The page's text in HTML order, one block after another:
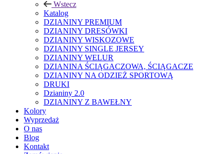
Wstecz
Katalog
DZIANINY PREMIUM
DZIANINY DRESÓWKI
DZIANINY WISKOZOWE
DZIANINY SINGLE JERSEY
DZIANINY WELUR
DZIANINA ŚCIĄGACZOWA, ŚCIĄGACZE
DZIANINY NA ODZIEŻ SPORTOWĄ
DRUKI
Dzianiny 2.0
DZIANINY Z BAWEŁNY
Kolory
Wyprzedaż
O nas
Blog
Kontakt